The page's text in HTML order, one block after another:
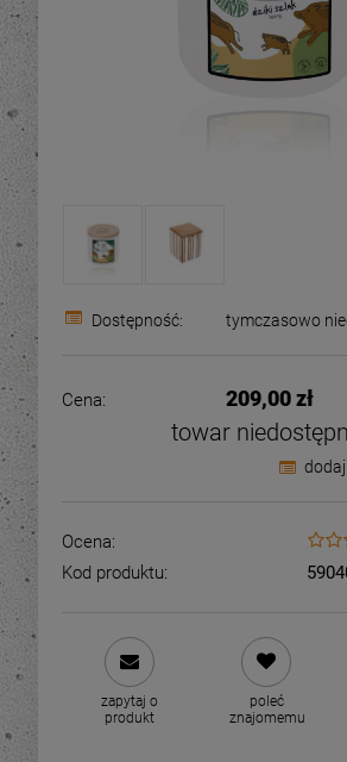
Dostępność: tymczasowo
Cena: 209,00 zł
towar
Ocena:
Kod produktu:
zapytaj o
produkt
poleć
znajomemu